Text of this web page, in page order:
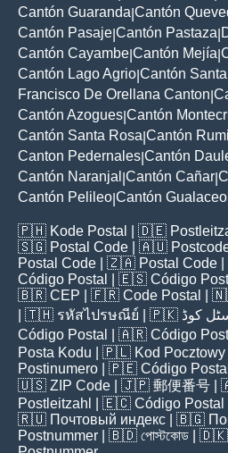
Cantón Guaranda Cantón
Cantón Pasaje Cantón Pastaza
Cantón Cayambe Cantón Mejía
Cantón Lago Agrio Cantón
Francisco De Orellana Canton
Cantón Azogues Cantón
Cantón Santa Rosa Cantón
Canton Pedernales Cantón
Cantón Naranjal Cantón Cañar
Cantón Pelileo Cantón Gualaceo
🇵🇭 Kode Postal | 🇩🇪
🇸🇬 Postal Code | 🇦🇺
Postal Code | 🇿🇦 Postal Code
Código Postal
| 🇪🇸 Código
🇧🇷 CEP | 🇫🇷 Code Postal |
| 🇹🇭 รหัสไปรษณีย์ | 🇵🇰 کوڈ
Código Postal
| 🇦🇷 Código
Posta Kodu | 🇵🇱 Kod Pocztowy
Postinumero | 🇵🇪 Código Postal
🇺🇸 ZIP Code | 🇯🇵 郵便番号 |
Postleitzahl
| 🇪🇨 Código Postal
🇷🇺 Почтовый индекс | 🇧🇬
Postnummer | 🇧🇩 পোস্টকোড | 🇩🇰